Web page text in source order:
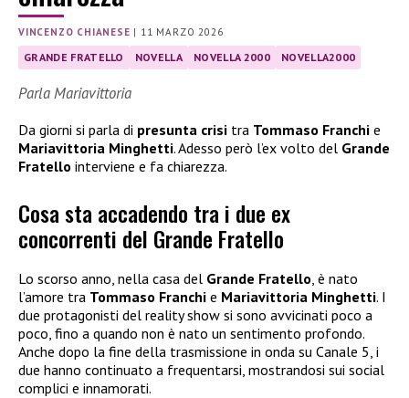
VINCENZO CHIANESE | 11 MARZO 2026
GRANDE FRATELLO NOVELLA NOVELLA 2000 NOVELLA2000
Parla Mariavittoria
Da giorni si parla di presunta crisi tra Tommaso Franchi e
Mariavittoria Minghetti. Adesso però l’ex volto del Grande
Fratello interviene e fa chiarezza.
Cosa sta accadendo tra i due ex
concorrenti del Grande Fratello
Lo scorso anno, nella casa del Grande Fratello , è nato
l’amore tra Tommaso Franchi e Mariavittoria Minghetti. I
due protagonisti del reality show si sono avvicinati poco a
poco, fino a quando non è nato un sentimento profondo.
Anche dopo la fine della trasmissione in onda su Canale 5, i
due hanno continuato a frequentarsi, mostrandosi sui social
complici e innamorati.